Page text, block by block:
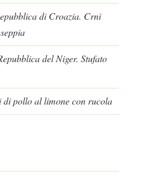
di Croazia. Crni
del Niger. Stufato
di pollo al limone con rucola